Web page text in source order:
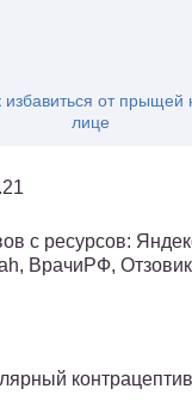
избавиться от прыщей
лице
с ресурсов:
ВрачиРФ,